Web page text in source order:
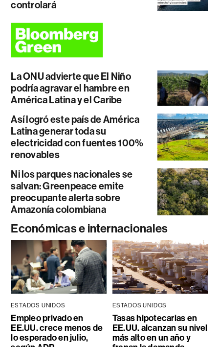
controlará
La ONU advierte que El Niño
podría agravar el hambre en
América Latina y el Caribe
Así logró este país de América
Latina generar toda su
electricidad con fuentes 100%
renovables
Ni los parques nacionales se
salvan: Greenpeace emite
preocupante alerta sobre
Amazonía colombiana
Económicas e internacionales
ESTADOS UNIDOS
Empleo privado en
EE.UU. crece menos de
lo esperado en julio,
ESTADOS UNIDOS
Tasas hipotecarias en
EE.UU. alcanzan su nivel
más alto en un año y